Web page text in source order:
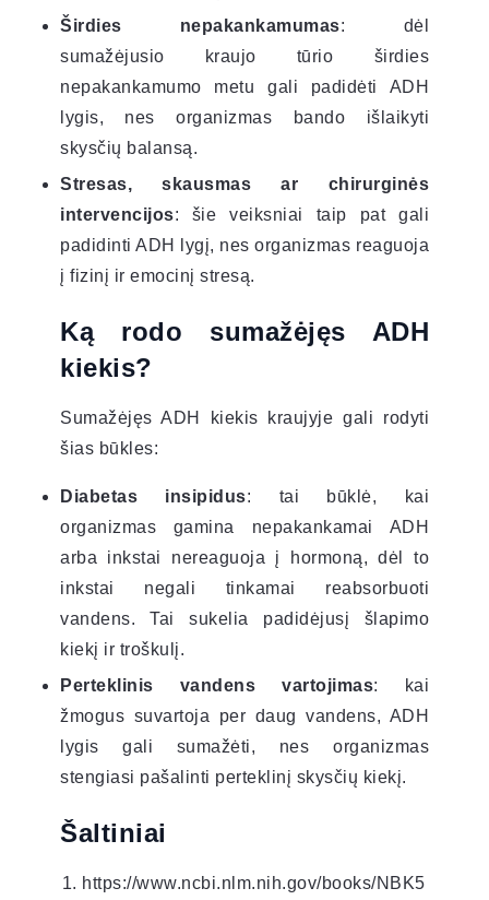
Širdies nepakankamumas: dėl
sumažėjusio kraujo tūrio širdies
nepakankamumo metu gali padidėti ADH
lygis, nes organizmas bando išlaikyti
skysčių balansą.
Stresas, skausmas ar chirurginės
intervencijos: šie veiksniai taip pat gali
padidinti ADH lygį, nes organizmas reaguoja
į fizinį ir emocinį stresą.
Ką rodo sumažėjęs ADH
kiekis?
Sumažėjęs ADH kiekis kraujyje gali rodyti
šias būkles:
Diabetas insipidus: tai būklė, kai
organizmas gamina nepakankamai ADH
arba inkstai nereaguoja į hormoną, dėl to
inkstai negali tinkamai reabsorbuoti
vandens. Tai sukelia padidėjusį šlapimo
kiekį ir troškulį.
Perteklinis vandens vartojimas: kai
žmogus suvartoja per daug vandens, ADH
lygis gali sumažėti, nes organizmas
stengiasi pašalinti perteklinį skysčių kiekį.
Šaltiniai
https://www.ncbi.nlm.nih.gov/books/NBK5